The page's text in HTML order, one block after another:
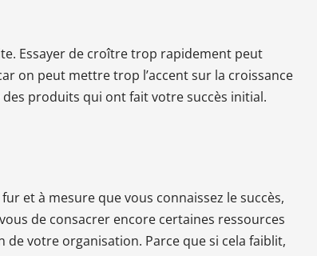
Essayer de croître trop rapidement peut
on peut mettre trop l’accent sur la croissance
produits qui ont fait votre succès initial.
et à mesure que vous connaissez le succès,
de consacrer encore certaines ressources
votre organisation. Parce que si cela faiblit,